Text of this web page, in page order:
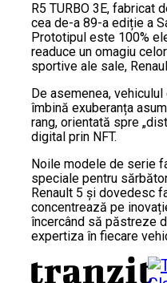
R5 TURBO 3E, fabricat
cea de-a 89-a ediție a
Prototipul este 100%
readuce un omagiu
sportive ale sale,
De asemenea,
îmbină exuberanța
rang, orientată spre
digital prin NFT.
Noile modele de serie
speciale pentru
Renault 5 și dovedesc
concentrează pe
încercând să păstreze
expertiza în fiecare